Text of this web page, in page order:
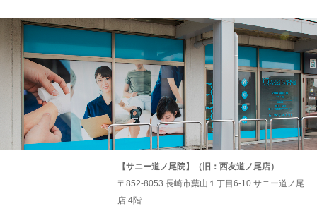
【サニー道ノ尾院】（旧：西友道ノ尾店）
〒852-8053 長崎市葉山１丁目6-10 サニー道ノ尾
店 4階